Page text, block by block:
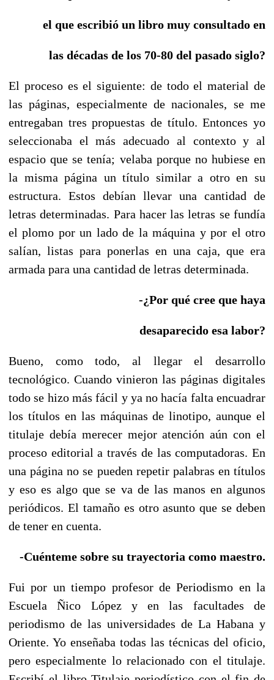
el que escribió un libro muy consultado en
las décadas de los 70-80 del pasado siglo?
El proceso es el siguiente: de todo el material de
las páginas, especialmente de nacionales, se me
entregaban tres propuestas de título. Entonces yo
seleccionaba el más adecuado al contexto y al
espacio que se tenía; velaba porque no hubiese en
la misma página un título similar a otro en su
estructura. Estos debían llevar una cantidad de
letras determinadas. Para hacer las letras se fundía
el plomo por un lado de la máquina y por el otro
salían, listas para ponerlas en una caja, que era
armada para una cantidad de letras determinada.
-¿Por qué cree que haya
desaparecido esa labor?
Bueno, como todo, al llegar el desarrollo
tecnológico. Cuando vinieron las páginas digitales
todo se hizo más fácil y ya no hacía falta encuadrar
los títulos en las máquinas de linotipo, aunque el
titulaje debía merecer mejor atención aún con el
proceso editorial a través de las computadoras. En
una página no se pueden repetir palabras en títulos
y eso es algo que se va de las manos en algunos
periódicos. El tamaño es otro asunto que se deben
de tener en cuenta.
-Cuénteme sobre su trayectoria como maestro.
Fui por un tiempo profesor de Periodismo en la
Escuela Ñico López y en las facultades de
periodismo de las universidades de La Habana y
Oriente. Yo enseñaba todas las técnicas del oficio,
pero especialmente lo relacionado con el titulaje.